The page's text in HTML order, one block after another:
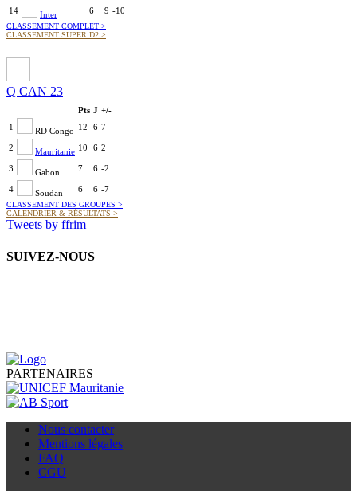
14 Inter 6 9 -10
CLASSEMENT COMPLET >
CLASSEMENT SUPER D2 >
Q CAN 23
Pts J +/-
1
RD Congo 12 6 7
2 Mauritanie 10 6 2
3 Gabon 7 6 -2
4 Soudan 6 6 -7
CLASSEMENT DES GROUPES >
CALENDRIER & RÉSULTATS >
Tweets by ffrim
SUIVEZ-NOUS
PARTENAIRES
Nous contacter
Mentions légales
FAQ
CGU